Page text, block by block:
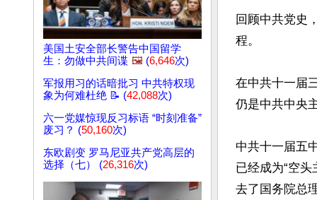
美国土安全部长警告中国留学
生：勿做中共间谍 🖼️ (6,646次)
军报用习的话暗批习 中共特权现
象为何难杜绝 📝 (42,088次)
六一党媒惊现反习标语 “时刻准备”
废习？ (50,160次)
东欧剧变 罗马尼亚共产党高层的
选择（七） (26,316次)
回顾中共党史
程。
在中共十一届
仍是中共中央
中共十一届五
已经成为“空
去了国务院总